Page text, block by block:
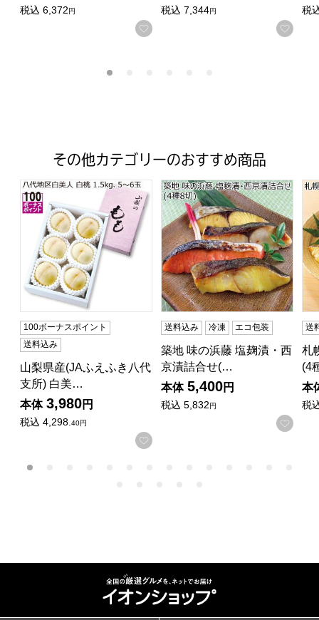
税込 6,372円
お気に入りに登録する
税込 7,344円
お気
税
その他カテゴリーのおすすめ商品
山梨県産(JAふえふき八代支所) 白美人 白桃 1.5kg5〜6玉
100ボーナスポイント
送料込み
山梨県産(JAふえふき八代
支所) 白美…
本体 3,980円
税込 4,298.40円
お気に入りに登録する
築地 味の浜藤 塩麹漬・西京
送料込み 冷凍 エコ包装
築地 味の浜藤 塩麹漬・西
京漬詰合せ(…
本体 5,400円
税込 5,832円
お気
札
送
札
(4
本
税